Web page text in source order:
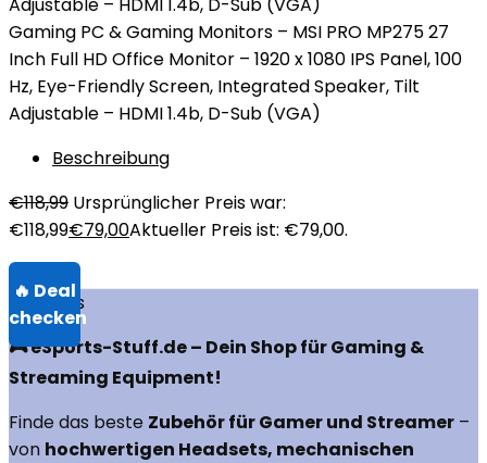
Gaming PC & Gaming Monitors – MSI PRO MP275 27
Inch Full HD Office Monitor – 1920 x 1080 IPS Panel, 100
Hz, Eye-Friendly Screen, Integrated Speaker, Tilt
Adjustable – HDMI 1.4b, D-Sub (VGA)
Beschreibung
€118,99 Ursprünglicher Preis war:
€118,99€79,00Aktueller Preis ist: €79,00.
Über uns
🎮 eSports-Stuff.de – Dein Shop für Gaming &
Streaming Equipment!
Finde das beste Zubehör für Gamer und Streamer –
von hochwertigen Headsets, mechanischen